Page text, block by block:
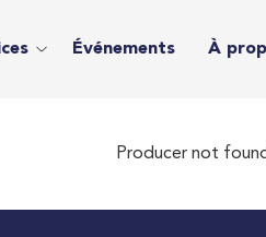
Événements À
Producer not